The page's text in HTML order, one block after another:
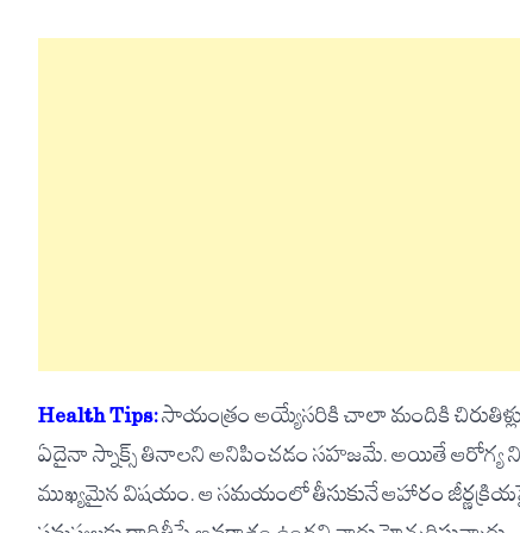
Health Tips:సాయంత్రం అయ్యేసరికి చాలా మందికి
ఏదైనా స్నాక్స్ తినాలని అనిపించడం సహజమే. అయితే ఆరోగ్య
ముఖ్యమైన విషయం. ఆ సమయంలో తీసుకునే ఆహారం